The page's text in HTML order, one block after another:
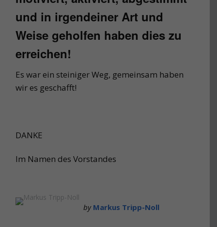
und in irgendeiner Art und
Weise geholfen haben dies zu
erreichen!
Es war ein steiniger Weg, gemeinsam haben
wir es geschafft!
DANKE
Im Namen des Vorstandes
by Markus Tripp-Noll